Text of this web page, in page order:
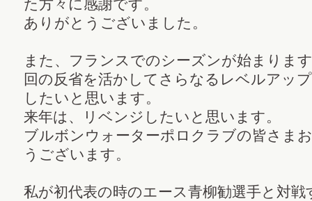
た方々に感謝です。
ありがとうございました。
また、フランスでのシーズンが始まりま
回の反省を活かしてさらなるレベルアッ
したいと思います。
来年は、リベンジしたいと思います。
ブルボンウォーターポロクラブの皆さま
うございます。
私が初代表の時のエース青柳勧選手と対戦